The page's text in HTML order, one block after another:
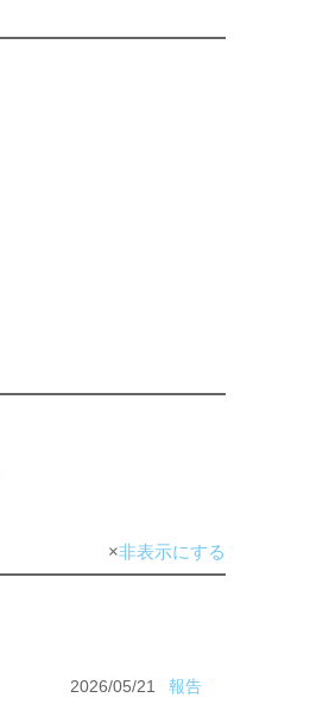
非表示にする
2026/05/21 報告